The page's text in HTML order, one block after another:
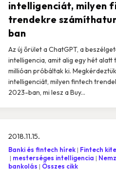
intelligenciát, milyen
trendekre
ban
Az új őrület a ChatGPT, a
intelligencia, amit alig egy hét alatt
millióan próbáltak ki.
intelligenciát, milyen fintech
2023-ban, mi lesz a Buy...
2018.11.15.
Banki és fintech hírek
Fintech
mesterséges intelligencia
bankolás
Összes cikk